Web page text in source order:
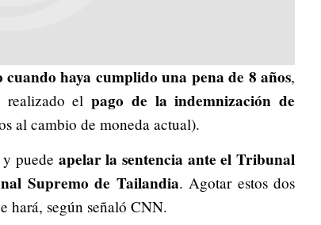
cuando haya cumplido una pena de 8 años,
realizado elpago de la indemnización de
al cambio de moneda actual).
puede apelar la sentencia ante el Tribunal
Supremo de Tailandia. Agotar estos dos
hará, según señaló CNN.